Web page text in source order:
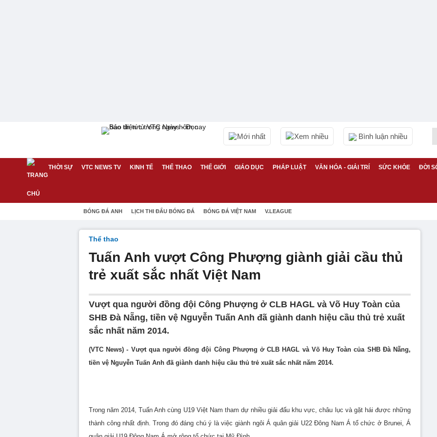
Mới nhất Xem nhiều Bình luận nhiều
THỜI SỰ VTC NEWS TV KINH TẾ THỂ THAO THẾ GIỚI GIÁO DỤC PHÁP LUẬT VĂN HÓA - GIẢI TRÍ SỨC KHỎE ĐỜI
BÓNG ĐÁ ANH LỊCH THI ĐẤU BÓNG ĐÁ BÓNG ĐÁ VIỆT NAM V.LEAGUE
Thể thao
Tuấn Anh vượt Công Phượng giành giải cầu thủ
trẻ xuất sắc nhất Việt Nam
Vượt qua người đồng đội Công Phượng ở CLB HAGL và Võ Huy Toàn của
SHB Đà Nẵng, tiền vệ Nguyễn Tuấn Anh đã giành danh hiệu cầu thủ trẻ xuất
sắc nhất năm 2014.
(VTC News) - Vượt qua người đồng đội Công Phượng ở CLB HAGL và Võ Huy Toàn của SHB Đà Nẵng,
tiền vệ Nguyễn Tuấn Anh đã giành danh hiệu cầu thủ trẻ xuất sắc nhất năm 2014.
Trong năm 2014, Tuấn Anh cùng U19 Việt Nam tham dự nhiều giải đấu khu vực, châu lục và gặt hái được những
thành công nhất định. Trong đó đáng chú ý là việc giành ngôi Á quân giải U22 Đông Nam Á tổ chức ở Brunei, Á